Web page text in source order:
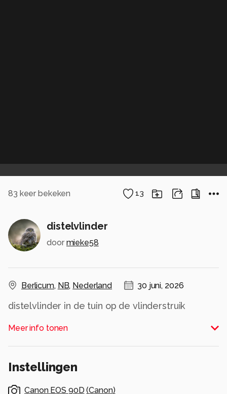
83 keer bekeken 13
distelvlinder
door mieke58
Berlicum, NB, Nederland 30 juni, 2026
distelvlinder in de tuin op de vlinderstruik
Alle rechten voorbehouden
Meer info tonen
Instellingen
Canon EOS 90D (Canon)